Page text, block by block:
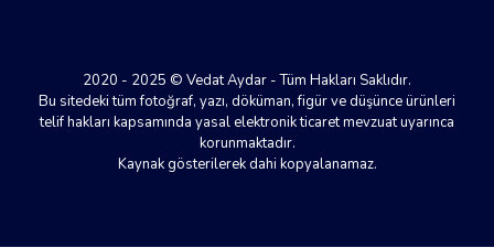
2020 - 2025 © Vedat Aydar - Tüm Hakları Saklıdır.
Bu sitedeki tüm fotoğraf, yazı, döküman, figür ve düşünce ürünleri
telif hakları kapsamında yasal elektronik ticaret mevzuat uyarınca
korunmaktadır.
Kaynak gösterilerek dahi kopyalanamaz.